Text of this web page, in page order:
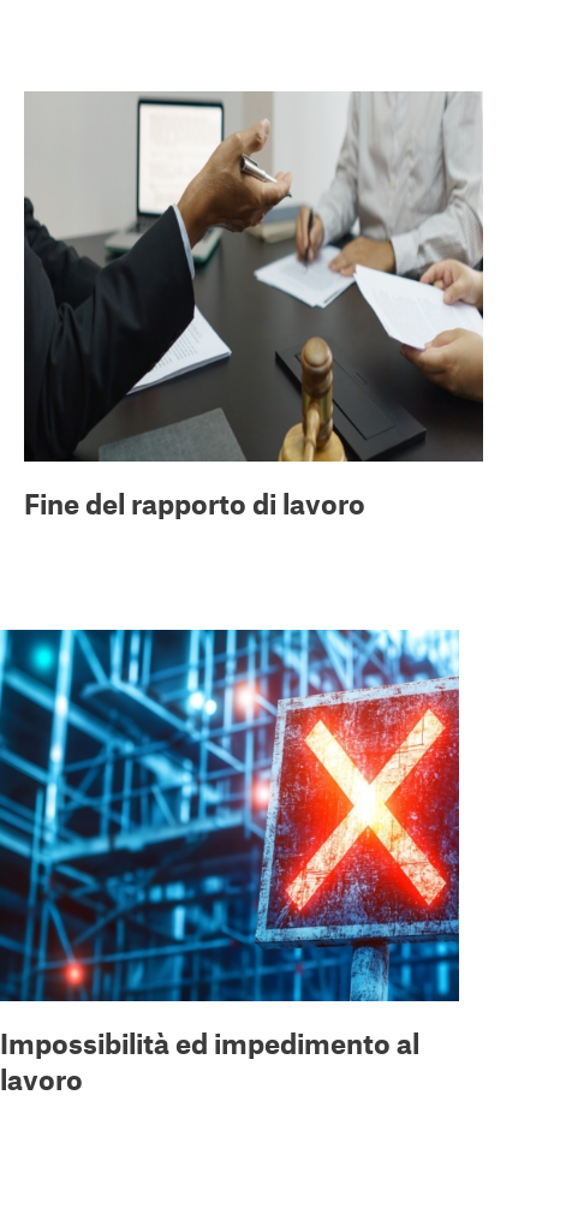
Fine del rapporto di lavoro
Impossibilità ed impedimento al
lavoro